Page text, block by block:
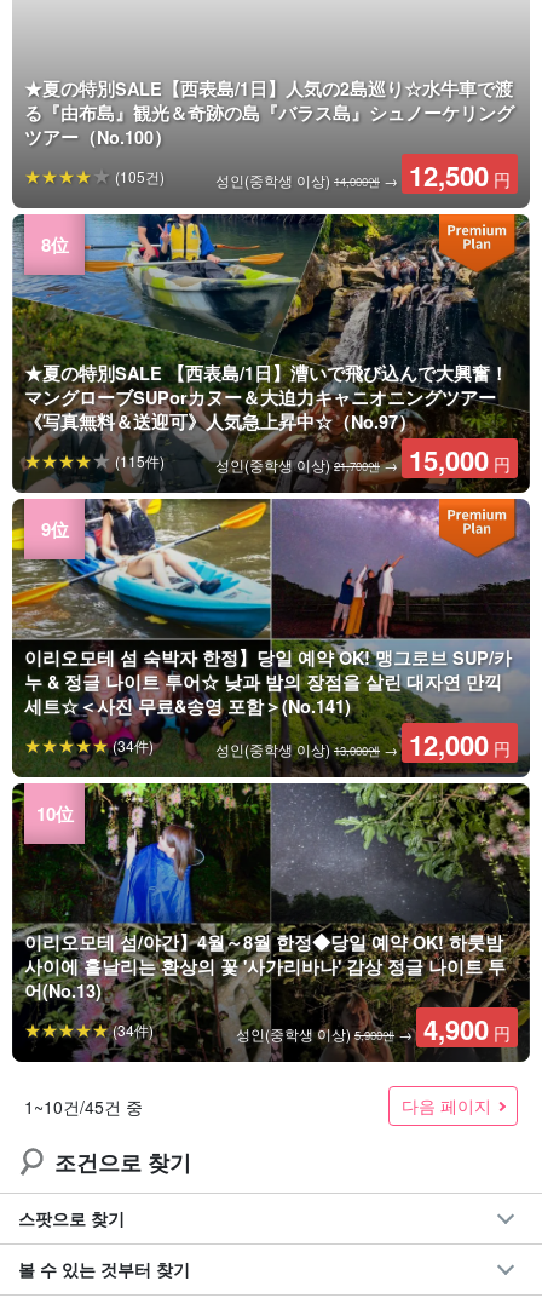
★夏の特別SALE【西表島/1日】人気の2島巡り☆水牛車で渡
る『由布島』観光＆奇跡の島『バラス島』シュノーケリング
ツアー（No.100）
성인(중학생 이상) 14,000엔 → 12,500 円
(105건)
★夏の特別SALE 【西表島/1日】漕いで飛び込んで大興奮！
マングローブSUPorカヌー＆大迫力キャニオニングツアー
《写真無料＆送迎可》人気急上昇中☆（No.97）
성인(중학생 이상)21,700엔→ 15,000 円
(115件)
이리오모테 섬 숙박자 한정】당일 예약 OK! 맹그로브 SUP/카
누 & 정글 나이트 투어☆ 낮과 밤의 장점을 살린 대자연 만끽
세트☆＜사진 무료&송영 포함＞(No.141)
성인(중학생 이상)13,000엔 → 12,000 円
(34件)
이리오모테 섬/야간】4월～8월 한정◆당일 예약 OK! 하룻밤
사이에 흩날리는 환상의 꽃 '사가리바나' 감상 정글 나이트 투
어(No.13)
성인(중학생 이상)5,900엔→ 4,900 円
(34件)
1~10건/45건 중 다음 페이지
조건으로 찾기
스팟으로 찾기
볼 수 있는 것부터 찾기